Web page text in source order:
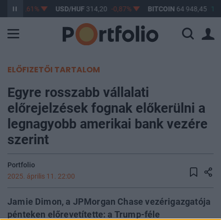
-0,61% USD/HUF 314,20 -0,87% BITCOIN 64 948,45
ELŐFIZETŐI TARTALOM
Egyre rosszabb vállalati
előrejelzések fognak előkerülni a
legnagyobb amerikai bank vezére
szerint
Portfolio
2025. április 11. 22:00
Jamie Dimon, a JPMorgan Chase vezérigazgatója
pénteken előrevetítette: a Trump-féle